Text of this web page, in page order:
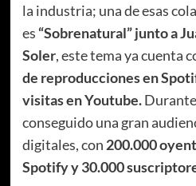
la industria; una de esas
es “Sobrenatural” junto a
Soler, este tema ya cuenta
de reproducciones en
visitas en Youtube.Durante
conseguido una gran
digitales, con 200.000
Spotify y 30.000